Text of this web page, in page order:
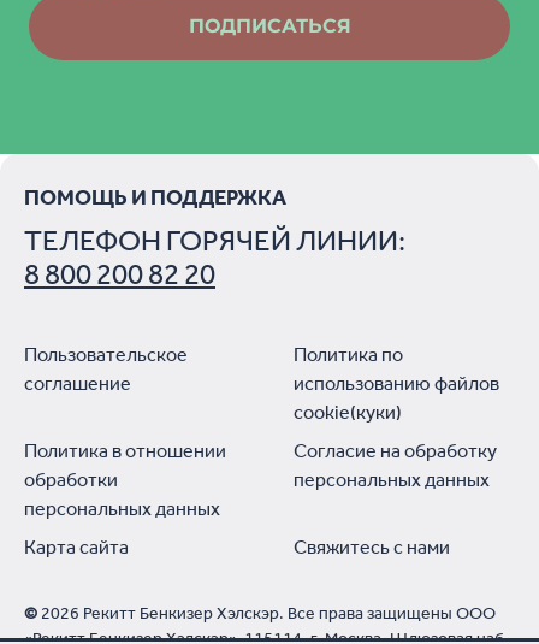
ПОДПИСАТЬСЯ
ПОМОЩЬ И ПОДДЕРЖКА
ТЕЛЕФОН ГОРЯЧЕЙ ЛИНИИ:
8 800 200 82 20
Пользовательское
соглашение
Политика по
использованию файлов
cookie(куки)
Карта сайта
Согласие на обработку
персональных данных
Политика в отношении
обработки
персональных данных
Свяжитесь с нами
© 2026 Рекитт Бенкизер Хэлскэр. Все права защищены ООО
«Рекитт Бенкизер Хэлскэр», 115114, г. Москва, Шлюзовая наб.